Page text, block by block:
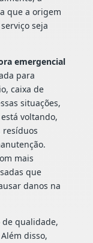
que a origem
seja
emergencial
para
caixa de
situações,
voltando,
resíduos
mais
que
danos na
de qualidade,
disso,